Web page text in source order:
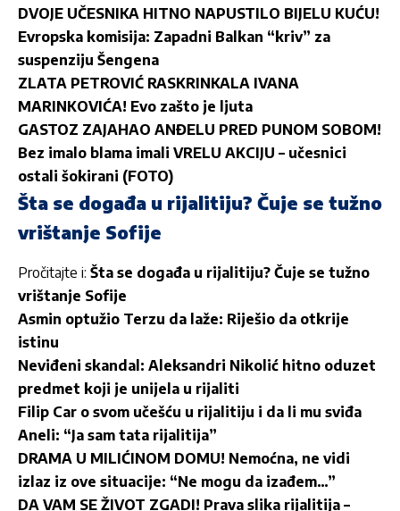
DVOJE UČESNIKA HITNO NAPUSTILO BIJELU KUĆU!
Evropska komisija: Zapadni Balkan “kriv” za
suspenziju Šengena
ZLATA PETROVIĆ RASKRINKALA IVANA
MARINKOVIĆA! Evo zašto je ljuta
GASTOZ ZAJAHAO ANĐELU PRED PUNOM SOBOM!
Bez imalo blama imali VRELU AKCIJU – učesnici
ostali šokirani (FOTO)
Šta se događa u rijalitiju? Čuje se tužno
vrištanje Sofije
Pročitajte i: Šta se događa u rijalitiju? Čuje se tužno
vrištanje Sofije
Asmin optužio Terzu da laže: Riješio da otkrije
istinu
Neviđeni skandal: Aleksandri Nikolić hitno oduzet
predmet koji je unijela u rijaliti
Filip Car o svom učešću u rijalitiju i da li mu sviđa
Aneli: “Ja sam tata rijalitija”
DRAMA U MILIĆINOM DOMU! Nemoćna, ne vidi
izlaz iz ove situacije: “Ne mogu da izađem…”
DA VAM SE ŽIVOT ZGADI! Prava slika rijalitija –